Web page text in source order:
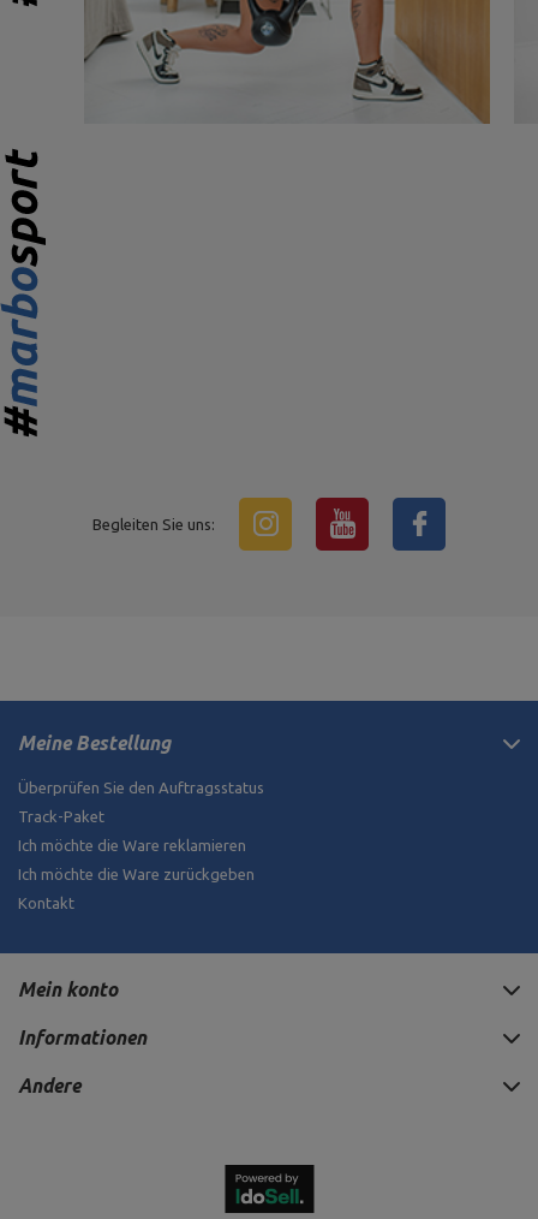
Begleiten Sie uns:
Meine Bestellung
Überprüfen Sie den Auftragsstatus
Track-Paket
Ich möchte die Ware reklamieren
Ich möchte die Ware zurückgeben
Kontakt
Mein konto
Informationen
Andere